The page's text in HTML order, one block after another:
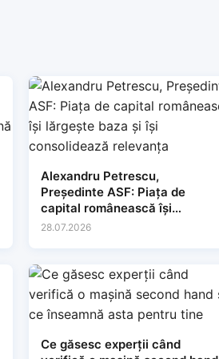
Alexandru Petrescu,
Președinte ASF: Piața de
capital românească își
lărgește baza și își
28.07.2026
Ce găsesc experții când